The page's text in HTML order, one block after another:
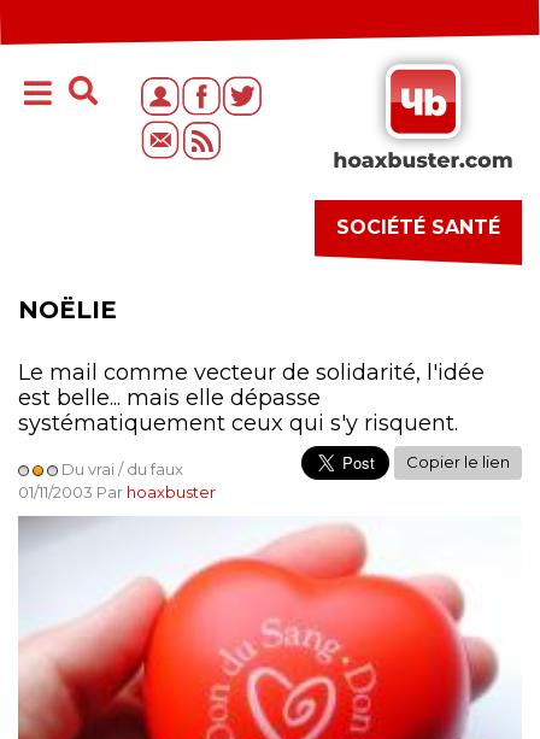
SOCIÉTÉ SANTÉ
NOËLIE
Le mail comme vecteur de solidarité, l'idée
est belle... mais elle dépasse
systématiquement ceux qui s'y risquent.
Du vrai / du faux
01/11/2003 Par hoaxbuster
Copier le lien